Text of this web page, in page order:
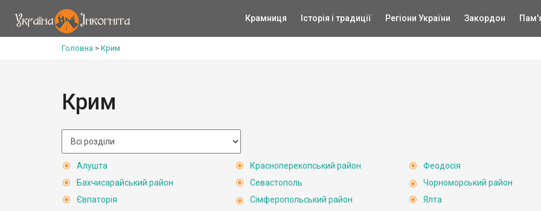
Крамниця Історія і традиції Регіони України Закордон
Головна > Крим
Крим
Алушта
Бахчисарайський район
Євпаторія
Красноперекопський район
Севастополь
Сімферопольський район
Феодосія
Чорноморський район
Ялта